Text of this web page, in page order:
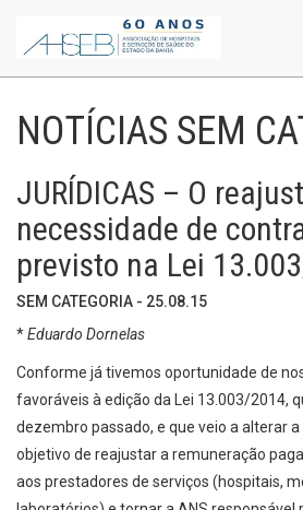
NOTÍCIAS SEM
JURÍDICAS – O
necessidade de
previsto na Lei
SEM CATEGORIA - 25.08.15
*Eduardo Dornelas
Conforme já tivemos oportunidade de
favoráveis à edição da Lei 13.003/2014,
dezembro passado, e que veio a alterar
objetivo de reajustar a remuneração
aos prestadores de serviços (hospitais,